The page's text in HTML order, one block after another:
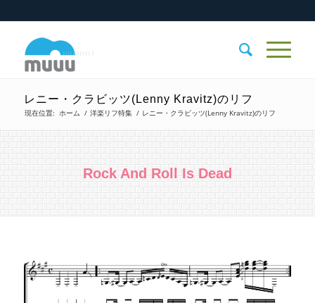
レニー・クラビッツ(Lenny Kravitz)のリフ
現在位置: ホーム / 洋楽リフ特集 / レニー・クラビッツ(Lenny Kravitz)のリフ
Rock And Roll Is Dead